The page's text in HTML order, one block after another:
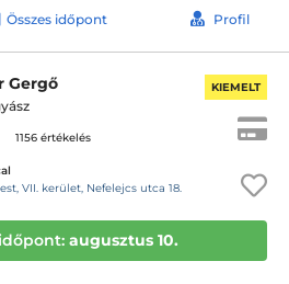
Összes időpont Profil
Gergő
1156 értékelés
VII. kerület, Nefelejcs utca 18.
KIEMELT
augusztus 10.